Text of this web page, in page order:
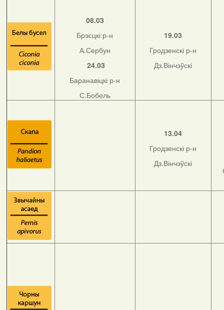
08.03
Брэсцкі р-н
А.Сербун
24.03
Баранавіцкі р-н
С.Бобель
19.03
Гродзенскі р-н
Дз.Вінчэўскі
13.04
Гродзенскі р-н
Дз.Вінчэўскі